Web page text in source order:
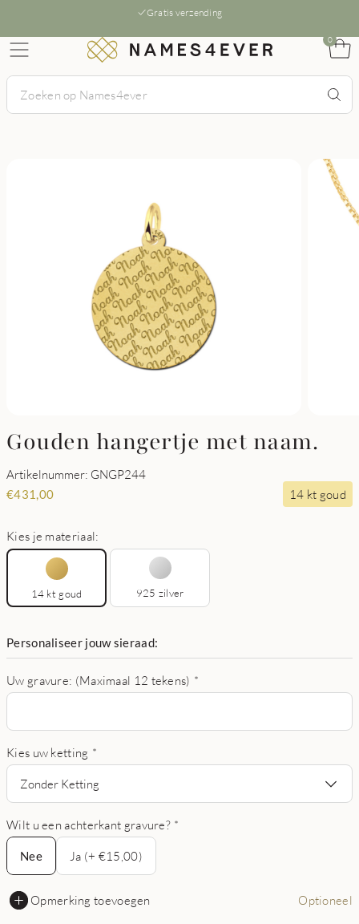
Gratis verzending
0
Gouden hangertje met naam.
Artikelnummer: GNGP244
€431,00 14 kt goud
Kies je materiaal:
14 kt goud 925 zilver
Personaliseer jouw sieraad:
Uw gravure: (Maximaal 12 tekens) *
Kies uw ketting *
Zonder Ketting
Wilt u een achterkant gravure? *
Nee
Nee
Ja (+ €15,00)
Opmerking toevoegen Optioneel